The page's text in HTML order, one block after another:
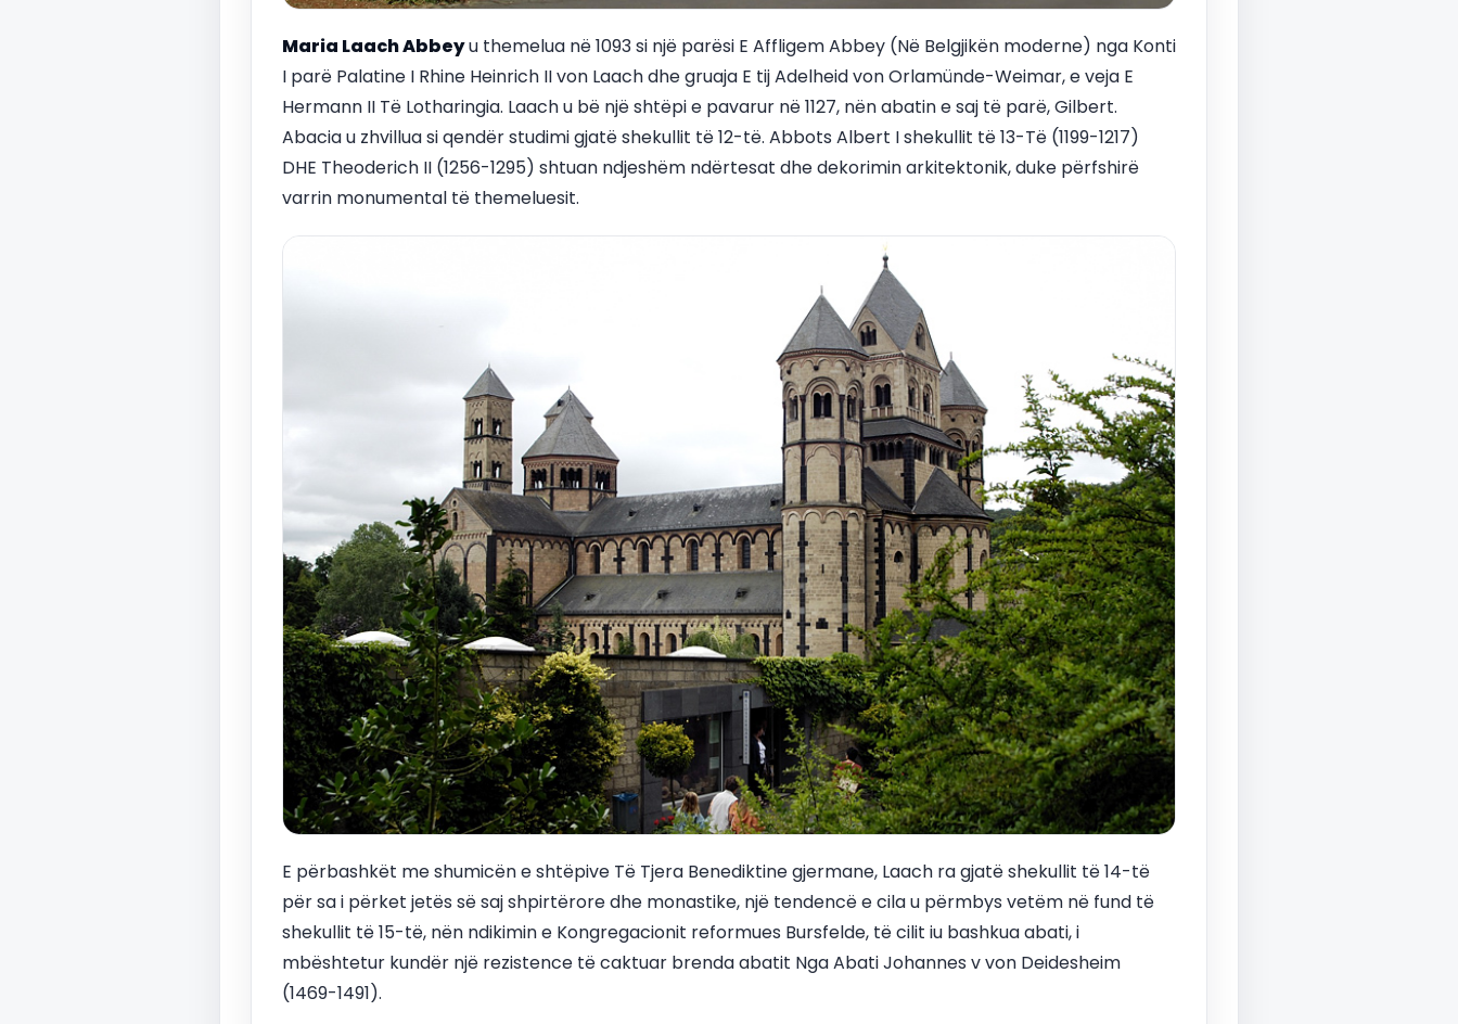
Maria Laach Abbeyu themelua në 1093 si një parësi E Affligem Abbey (Në Belgjikën moderne) nga Konti
I parë Palatine I Rhine Heinrich II von Laach dhe gruaja E tij Adelheid von Orlamünde-Weimar, e veja E
Hermann II Të Lotharingia. Laach u bë një shtëpi e pavarur në 1127, nën abatin e saj të parë, Gilbert.
Abacia u zhvillua si qendër studimi gjatë shekullit të 12-të. Abbots Albert I shekullit të 13-Të (1199-1217)
DHE Theoderich II (1256-1295) shtuan ndjeshëm ndërtesat dhe dekorimin arkitektonik, duke përfshirë
varrin monumental të themeluesit.
E përbashkët me shumicën e shtëpive Të Tjera Benediktine gjermane, Laach ra gjatë shekullit të 14-të
për sa i përket jetës së saj shpirtërore dhe monastike, një tendencë e cila u përmbys vetëm në fund të
shekullit të 15-të, nën ndikimin e Kongregacionit reformues Bursfelde, të cilit iu bashkua abati, i
mbështetur kundër një rezistence të caktuar brenda abatit Nga Abati Johannes v von Deidesheim
(1469-1491).